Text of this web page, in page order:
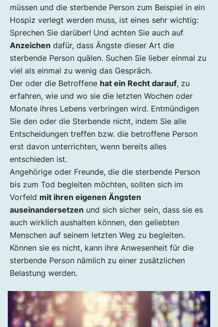
müssen und die sterbende Person zum Beispiel in ein
Hospiz verlegt werden muss, ist eines sehr wichtig:
Sprechen Sie darüber! Und achten Sie auch auf
Anzeichen dafür, dass Ängste dieser Art die
sterbende Person quälen. Suchen Sie lieber einmal zu
viel als einmal zu wenig das Gespräch.
Der oder die Betroffene hat ein Recht darauf, zu
erfahren, wie und wo sie die letzten Wochen oder
Monate ihres Lebens verbringen wird. Entmündigen
Sie den oder die Sterbende nicht, indem Sie alle
Entscheidungen treffen bzw. die betroffene Person
erst davon unterrichten, wenn bereits alles
entschieden ist.
Angehörige oder Freunde, die die sterbende Person
bis zum Tod begleiten möchten, sollten sich im
Vorfeld mit ihren eigenen Ängsten
auseinandersetzen und sich sicher sein, dass sie es
auch wirklich aushalten können, den geliebten
Menschen auf seinem letzten Weg zu begleiten.
Können sie es nicht, kann ihre Anwesenheit für die
sterbende Person nämlich zu einer zusätzlichen
Belastung werden.